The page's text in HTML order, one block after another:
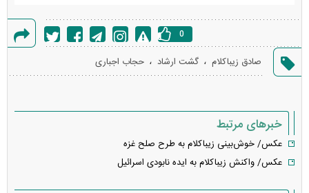
گزارش
خطا
0
صادق زیباکلام ، گشت ارشاد ، حجاب اجباری
خبرهای مرتبط
عکس/ خوش‌بینی زیباکلام به طرح صلح غزه
عکس/ واکنش زیباکلام به ایده نابودی اسرائیل